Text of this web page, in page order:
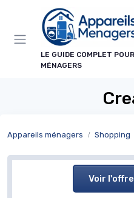
LE GUIDE COMPLET
MÉNAGERS
Appareils ménagers Shopping
Voir l'offre
Panneau de gestion des